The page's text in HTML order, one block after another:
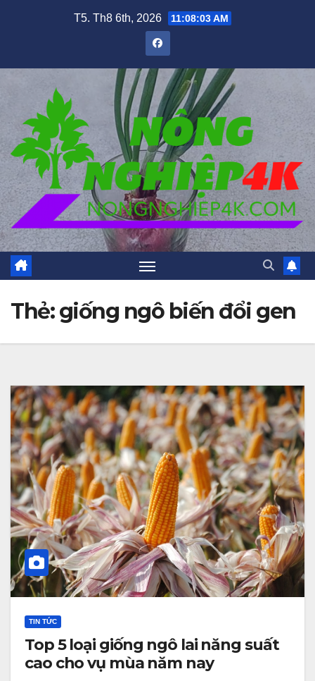
T5. Th8 6th, 2026 11:08:04 AM
Thẻ:giống ngô biến đổi gen
TIN TỨC
Top 5 loại giống ngô lai năng suất
cao cho vụ mùa năm nay